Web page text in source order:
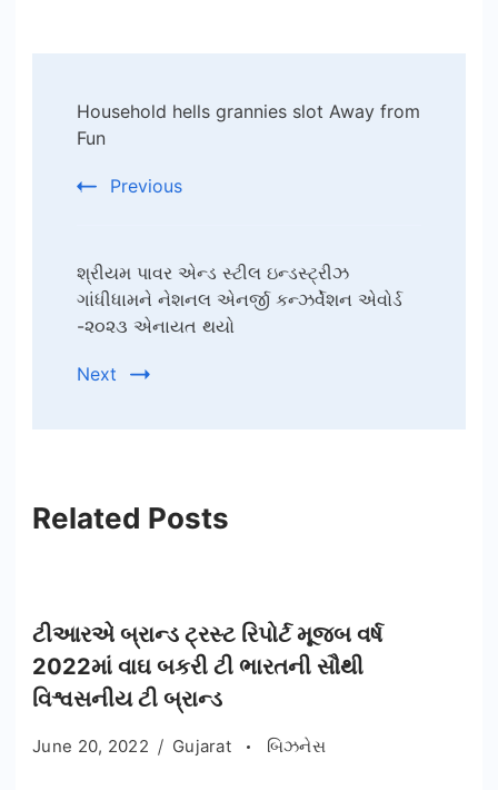
Navigation
Household hells grannies slot Away from
Fun
Previous
શ્રીયમ પાવર એન્ડ સ્ટીલ ઇન્ડસ્ટ્રીઝ
ગાંધીધામને નેશનલ એનર્જી કન્ઝર્વેશન એવોર્ડ
-૨૦૨૩ એનાયત થયો
Next
Related Posts
ટીઆરએ બ્રાન્ડ ટ્રસ્ટ રિપોર્ટ મૂજબ વર્ષ
2022માં વાઘ બકરી ટી ભારતની સૌથી
વિશ્વસનીય ટી બ્રાન્ડ
June 20, 2022 Gujarat બિઝનેસ